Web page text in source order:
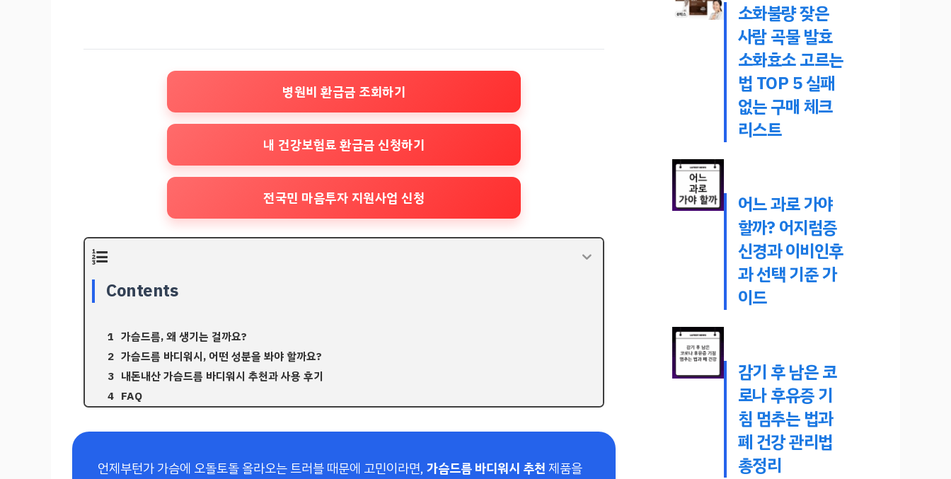
병원비 환급금 조회하기
내 건강보험료 환급금 신청하기
전국민 마음투자 지원사업 신청
Contents
가슴드름, 왜 생기는 걸까요?
가슴드름 바디워시, 어떤 성분을 봐야 할까요?
내돈내산 가슴드름 바디워시 추천과 사용 후기
FAQ
언제부턴가 가슴에 오돌토돌 올라오는 트러블 때문에 고민이라면, 가슴드름 바디워시 추천제품을
소화불량 잦은
사람 곡물 발효
소화효소 고르는
법 TOP 5 실패
없는 구매 체크
리스트
어느 과로 가야
할까? 어지럼증
신경과 이비인후
과 선택 기준 가
이드
감기 후 남은 코
로나 후유증 기
침 멈추는 법과
폐 건강 관리법
총정리